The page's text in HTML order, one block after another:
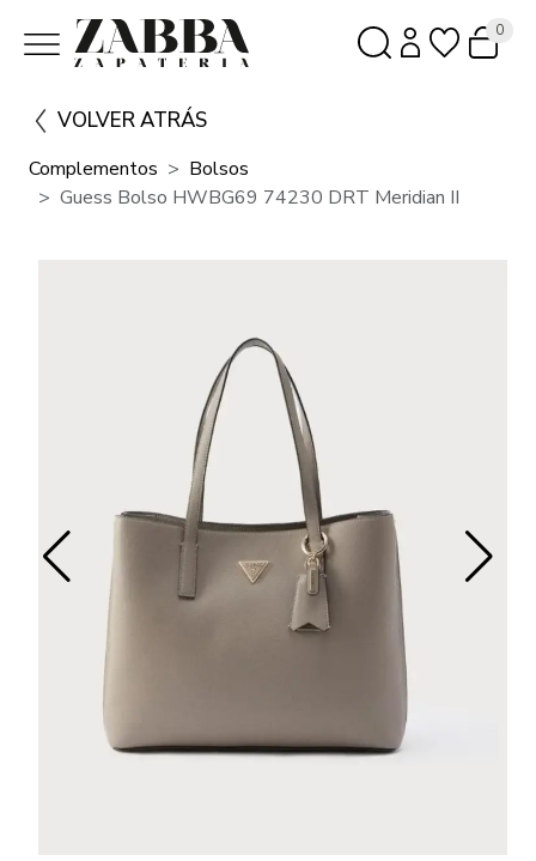
0
VOLVER ATRÁS
Complementos
Bolsos
Guess Bolso HWBG69 74230 DRT Meridian II